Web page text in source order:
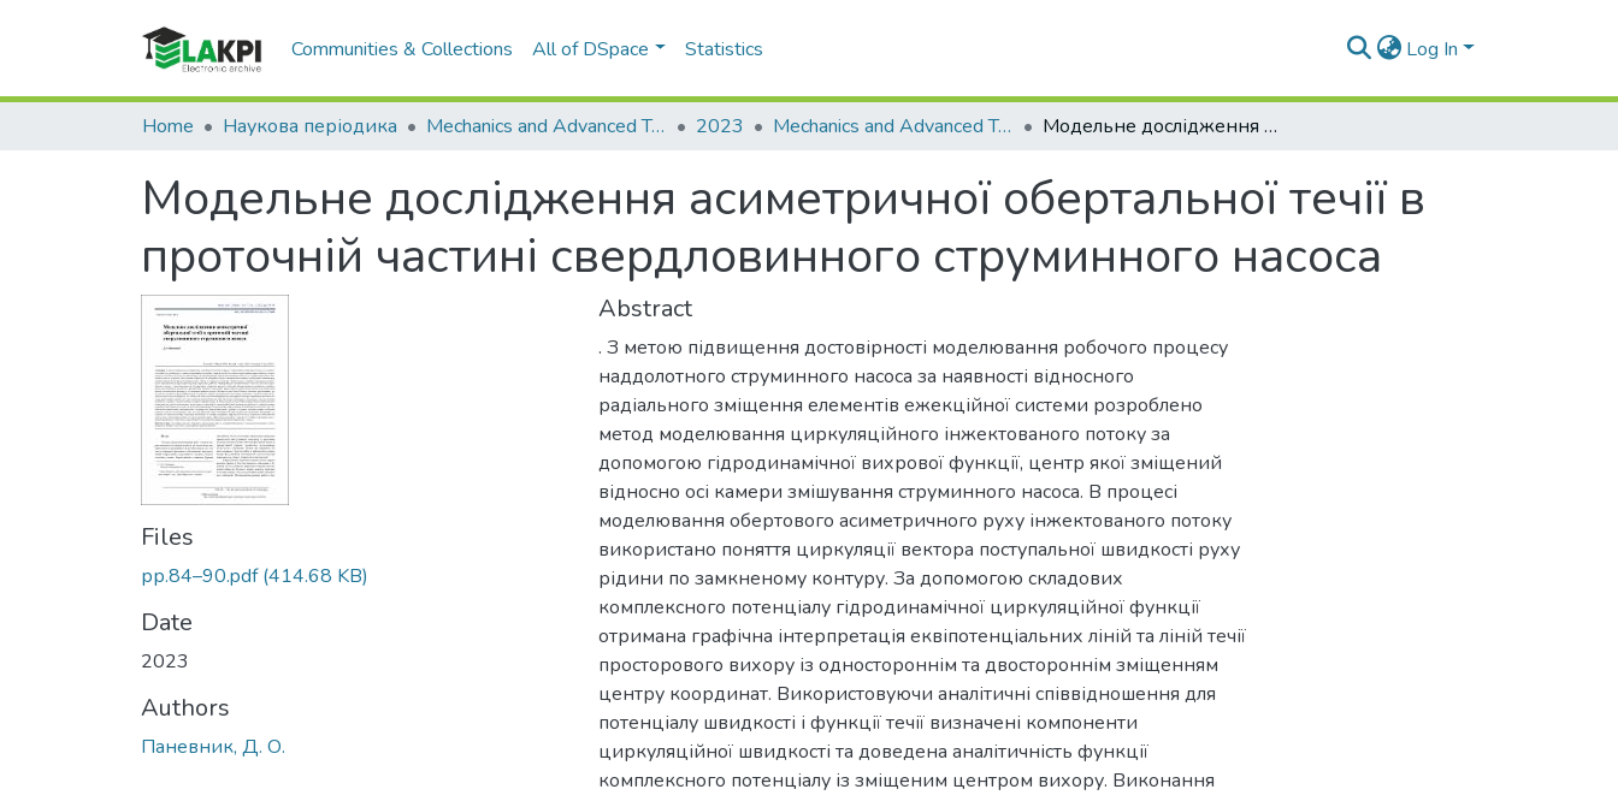
Communities & Collections All of DSpace Statistics Log In
Home Наукова періодика Mechanics and Advanced Technologies 2023 Mechanics and Advanced Technologies, Vol. 7, No. 1(97) Модельне дослідження асиметричної обертальної течії в проточній частині свердловинного струминного насоса
Модельне дослідження асиметричної обертальної течії в
проточній частині свердловинного струминного насоса
Files
рр.84–90.pdf(414.68 KB)
Date
2023
Authors
Паневник, Д. О.
Abstract
. З метою підвищення достовірності моделювання робочого процесу
наддолотного струминного насоса за наявності відносного
радіального зміщення елементів ежекційної системи розроблено
метод моделювання циркуляційного інжектованого потоку за
допомогою гідродинамічної вихрової функції, центр якої зміщений
відносно осі камери змішування струминного насоса. В процесі
моделювання обертового асиметричного руху інжектованого потоку
використано поняття циркуляції вектора поступальної швидкості руху
рідини по замкненому контуру. За допомогою складових
комплексного потенціалу гідродинамічної циркуляційної функції
отримана графічна інтерпретація еквіпотенціальних ліній та ліній течії
просторового вихору із одностороннім та двостороннім зміщенням
центру координат. Використовуючи аналітичні співвідношення для
потенціалу швидкості і функції течії визначені компоненти
циркуляційної швидкості та доведена аналітичність функції
комплексного потенціалу із зміщеним центром вихору. Виконання